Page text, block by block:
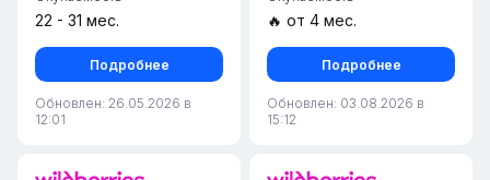
22 - 31 мес.
Подробнее
Обновлен: 26.05.2026 в
12:01
🔥 от 4 мес.
Подробнее
Обновлен: 03.08.2026 в
15:12